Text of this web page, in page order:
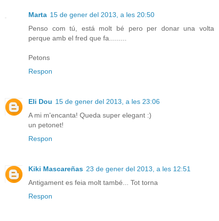
Marta 15 de gener del 2013, a les 20:50
Penso com tú, está molt bé pero per donar una volta
perque amb el fred que fa.........
Petons
Respon
Eli Dou 15 de gener del 2013, a les 23:06
A mi m'encanta! Queda super elegant :)
un petonet!
Respon
Kiki Mascareñas 23 de gener del 2013, a les 12:51
Antigament es feia molt també... Tot torna
Respon